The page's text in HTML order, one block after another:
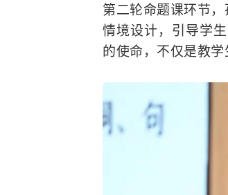
第二轮命题课环节
情境设计，引导学
的使命，不仅是教